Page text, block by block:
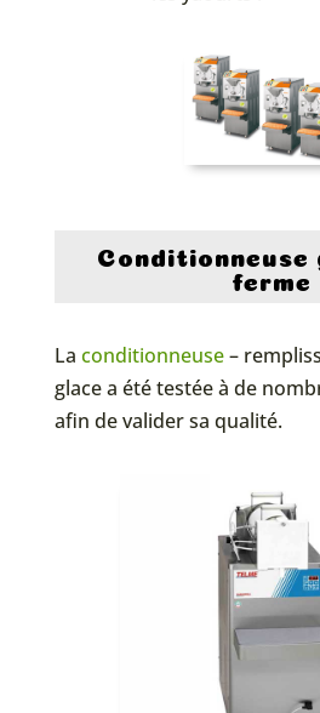
Conditionneuse
ferme
La conditionneuse–
glace a été testée à de
afin de valider sa qualité.